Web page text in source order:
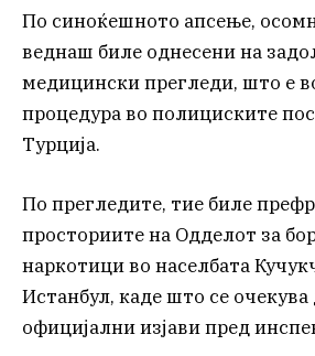
По синоќешното апсење,
веднаш биле однесени на
медицински прегледи, што е
процедура во полициските
Турција.
По прегледите, тие биле
просториите на Одделот за
наркотици во населбата
Истанбул, каде што се очекува
официјални изјави пред